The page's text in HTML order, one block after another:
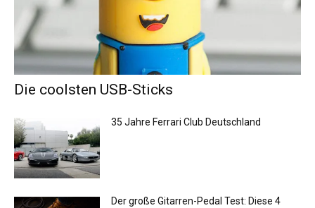
Die coolsten USB-Sticks
35 Jahre Ferrari Club Deutschland
Der große Gitarren-Pedal Test: Diese 4